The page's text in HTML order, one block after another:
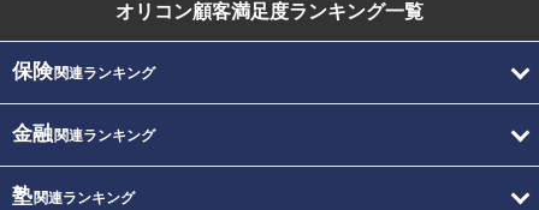
オリコン顧客満足度ランキング一覧
保険関連ランキング
金融関連ランキング
塾関連ランキング